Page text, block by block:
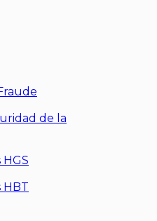
de la
HBT